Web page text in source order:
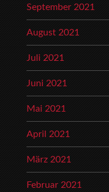
September 2021
August 2021
Juli 2021
Juni 2021
Mai 2021
April 2021
März 2021
Februar 2021